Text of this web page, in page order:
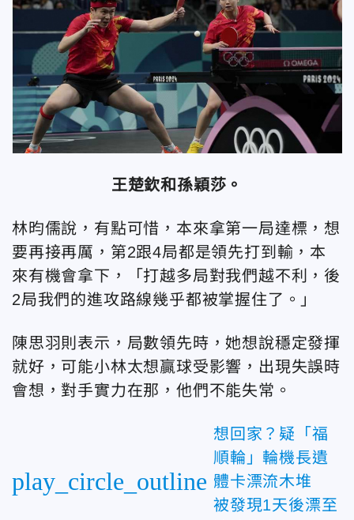
王楚欽和孫穎莎。
林昀儒說，有點可惜，本來拿第一局達標，想
要再接再厲，第2跟4局都是領先打到輸，本
來有機會拿下，「打越多局對我們越不利，後
2局我們的進攻路線幾乎都被掌握住了。」
陳思羽則表示，局數領先時，她想說穩定發揮
就好，可能小林太想贏球受影響，出現失誤時
會想，對手實力在那，他們不能失常。
play_circle_outline
想回家？疑「福
順輪」輪機長遺
體卡漂流木堆
被發現1天後漂至